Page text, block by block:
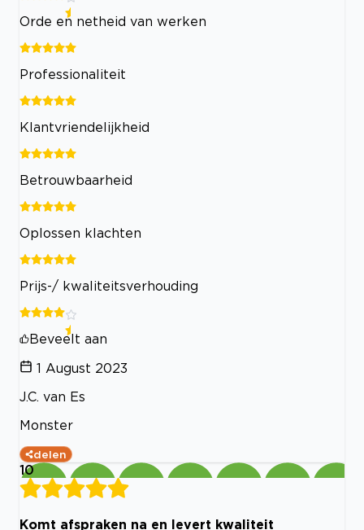
Orde en netheid van werken
Professionaliteit
Klantvriendelijkheid
Betrouwbaarheid
Oplossen klachten
Prijs-/ kwaliteitsverhouding
Beveelt aan
1 August 2023
J.C. van Es
Monster
delen
10
Komt afspraken na en levert kwaliteit